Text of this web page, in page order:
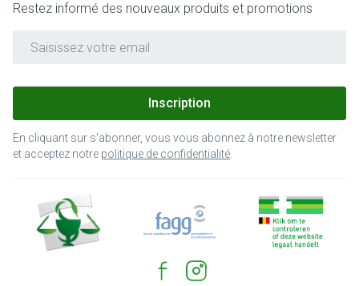
Restez informé des nouveaux produits et promotions
Inscription
En cliquant sur s'abonner, vous vous abonnez à notre newsletter
et acceptez notre politique de confidentialité